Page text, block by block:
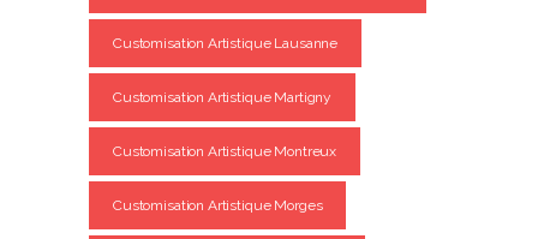
Customisation Artistique Lausanne
Customisation Artistique Martigny
Customisation Artistique Montreux
Customisation Artistique Morges